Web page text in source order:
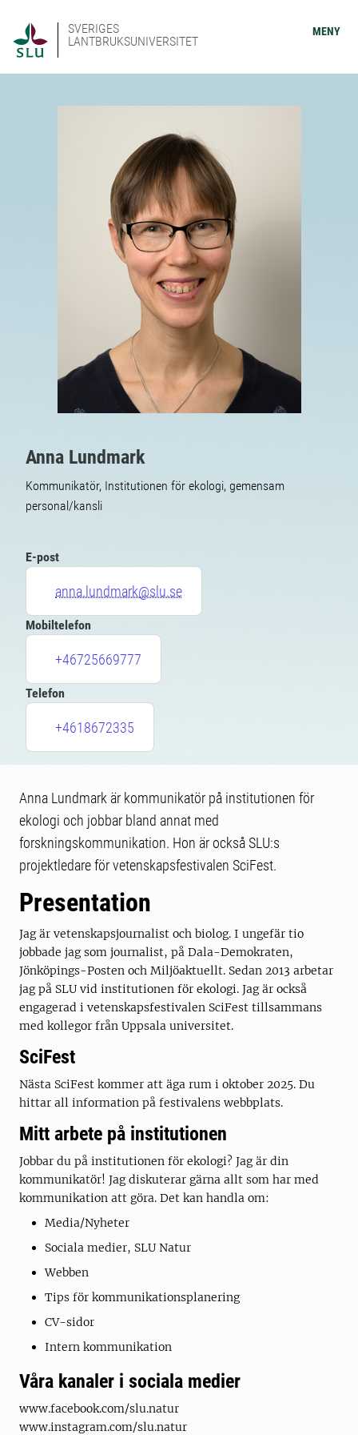
SVERIGES
LANTBRUKSUNIVERSITET
MENY
Anna Lundmark
Kommunikatör, Institutionen för ekologi, gemensam
personal/kansli
E-post
anna.lundmark@slu.se
Mobiltelefon
+46725669777
Telefon
+4618672335
Anna Lundmark är kommunikatör på institutionen för
ekologi och jobbar bland annat med
forskningskommunikation. Hon är också SLU:s
projektledare för vetenskapsfestivalen SciFest.
Presentation
Jag är vetenskapsjournalist och biolog. I ungefär tio
jobbade jag som journalist, på Dala-Demokraten,
Jönköpings-Posten och Miljöaktuellt. Sedan 2013 arbetar
jag på SLU vid institutionen för ekologi. Jag är också
engagerad i vetenskapsfestivalen SciFest tillsammans
med kollegor från Uppsala universitet.
SciFest
Nästa SciFest kommer att äga rum i oktober 2025. Du
hittar all information på festivalens webbplats.
Mitt arbete på institutionen
Jobbar du på institutionen för ekologi? Jag är din
kommunikatör! Jag diskuterar gärna allt som har med
kommunikation att göra. Det kan handla om:
Media/Nyheter
Sociala medier, SLU Natur
Webben
Tips för kommunikationsplanering
CV-sidor
Intern kommunikation
Våra kanaler i sociala medier
www.facebook.com/slu.natur
www.instagram.com/slu.natur